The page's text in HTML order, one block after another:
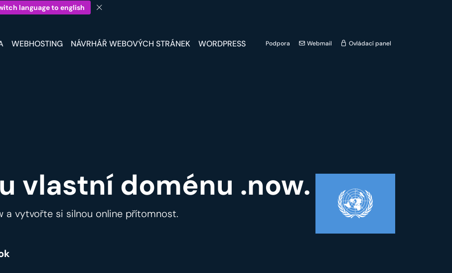
language to english
WEBHOSTING NÁVRHÁŘ WEBOVÝCH STRÁNEK WORDPRESS Podpora Webmail Ovládací panel
vlastní doménu .now.
a vytvořte si silnou online přítomnost.